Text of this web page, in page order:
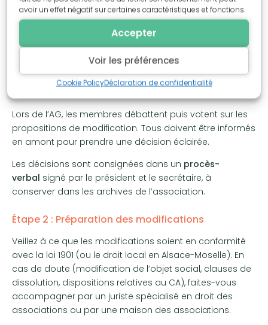
avoir un effet négatif sur certaines caractéristiques et fonctions.
Accepter
Voir les préférences
Cookie PolicyDéclaration de confidentialité
association est de convoquer une assemblée
générale (généralement une AGE pour ce type de
décision). Cette assemblée doit être convoquée
conformément aux dispositions des statuts : délai de
convocation, mode d’envoi (courrier, e-mail, affichage),
ordre du jour précis mentionnant la « modification des
Lors de l’AG, les membres débattent puis votent sur les
propositions de modification. Tous doivent être informés
en amont pour prendre une décision éclairée.
Les décisions sont consignées dans un procès-
verbal signé par le président et le secrétaire, à
conserver dans les archives de l’association.
Étape 2 : Préparation des modifications
Veillez à ce que les modifications soient en conformité
avec la loi 1901 (ou le droit local en Alsace-Moselle). En
cas de doute (modification de l’objet social, clauses de
dissolution, dispositions relatives au CA), faites-vous
accompagner par un juriste spécialisé en droit des
associations ou par une maison des associations.